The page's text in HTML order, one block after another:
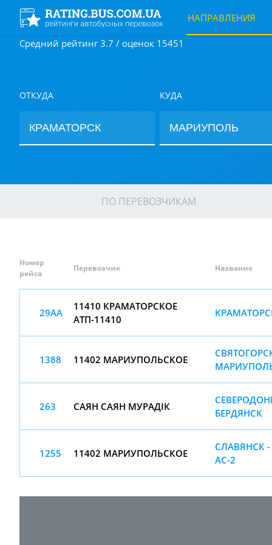
НАПРАВЛЕНИЯ
Средний рейтинг 3.7 / оценок 15451
ОТКУДА КУДА
ПО ПЕРЕВОЗЧИКАМ
Номер
рейса
Перевозчик Название
29АА
11410 КРАМАТОРСКОЕ
АТП-11410
1388 11402 МАРИУПОЛЬСКОЕ
263 САЯН САЯН МУРАДІК
БЕРДЯНСК
1255 11402 МАРИУПОЛЬСКОЕ
СЛАВЯНСК
АС-2